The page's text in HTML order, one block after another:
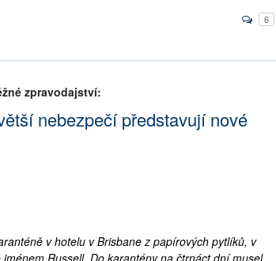
6
zpravodajství:
nebezpečí představují nové
v hotelu v Brisbane z papírových pytlíků, v